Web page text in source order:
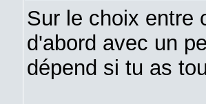
Sur le choix entre
d'abord avec un
dépend si tu as